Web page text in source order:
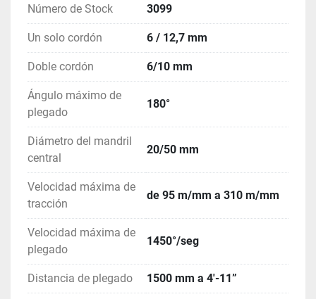
Número de Stock 3099
Un solo cordón 6 / 12,7 mm
Doble cordón 6/10 mm
Ángulo máximo de
plegado
180°
Diámetro del mandril
central
20/50 mm
Velocidad máxima de
tracción
de 95 m/mm a 310 m/mm
Velocidad máxima de
plegado
1450°/seg
Distancia de plegado 1500 mm a 4'-11”